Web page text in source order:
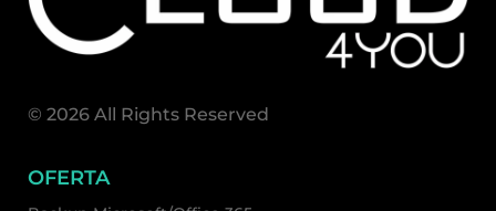
© 2026 All Rights Reserved
OFERTA